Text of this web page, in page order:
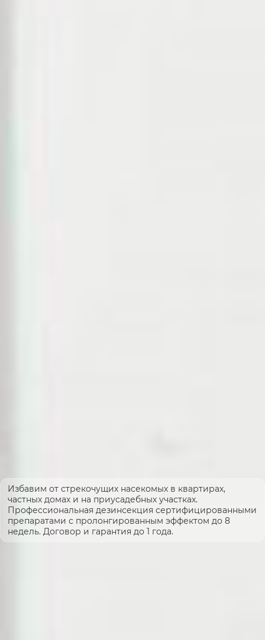
Избавим от стрекочущих насекомых в квартирах,
частных домах и на приусадебных участках.
Профессиональная дезинсекция сертифицированными
препаратами с пролонгированным эффектом до 8
недель. Договор и гарантия до 1 года.